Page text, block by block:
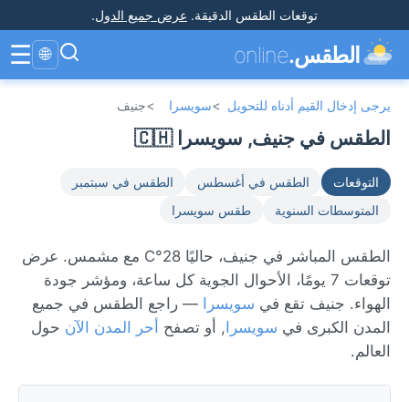
توقعات الطقس الدقيقة. عرض جميع الدول.
الطقس.online
🌐
☰
يرجى إدخال القيم أدناه للتحويل >سويسرا >جنيف
الطقس في جنيف, سويسرا 🇨🇭
التوقعات الطقس في أغسطس
الطقس في سبتمبر
المتوسطات السنوية
طقس سويسرا
الطقس المباشر في جنيف، حاليًا 28°C مع مشمس. عرض
توقعات 7 يومًا، الأحوال الجوية كل ساعة، ومؤشر جودة
الهواء. جنيف تقع في سويسرا
— راجع الطقس في جميع
المدن الكبرى في سويسرا , أو تصفح أحر المدن الآن حول
العالم.